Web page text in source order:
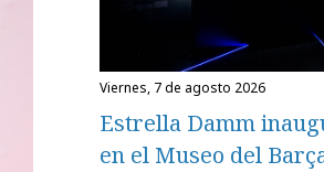
viernes, 7 de agosto 2026
Estrella Damm
en el Museo del